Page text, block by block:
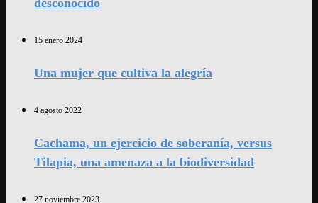
desconocido
15 enero 2024
Una mujer que cultiva la alegría
4 agosto 2022
Cachama, un ejercicio de soberanía, versus
Tilapia, una amenaza a la biodiversidad
27 noviembre 2023